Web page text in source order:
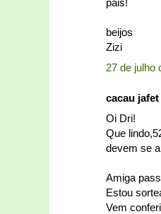
pais!
beijos
Zizi
27 de julho
cacau
Oi Dri!
Que
devem se
Amiga
Estou
Vem